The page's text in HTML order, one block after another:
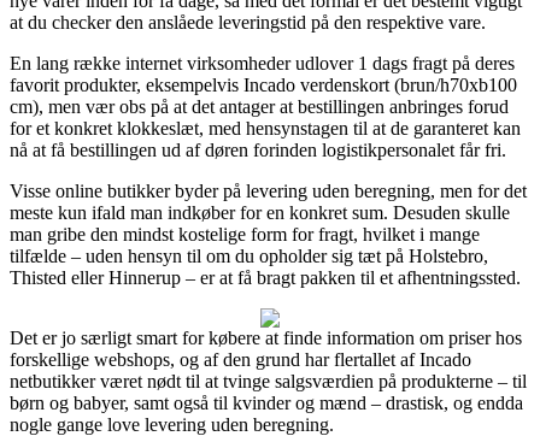
at du checker den anslåede leveringstid på den respektive vare.
En lang række internet virksomheder udlover 1 dags fragt på deres
favorit produkter, eksempelvis Incado verdenskort (brun/h70xb100
cm), men vær obs på at det antager at bestillingen anbringes forud
for et konkret klokkeslæt, med hensynstagen til at de garanteret kan
nå at få bestillingen ud af døren forinden logistikpersonalet får fri.
Visse online butikker byder på levering uden beregning, men for det
meste kun ifald man indkøber for en konkret sum. Desuden skulle
man gribe den mindst kostelige form for fragt, hvilket i mange
tilfælde – uden hensyn til om du opholder sig tæt på Holstebro,
Thisted eller Hinnerup – er at få bragt pakken til et afhentningssted.
Det er jo særligt smart for købere at finde information om priser hos
forskellige webshops, og af den grund har flertallet af Incado
netbutikker været nødt til at tvinge salgsværdien på produkterne – til
børn og babyer, samt også til kvinder og mænd – drastisk, og endda
nogle gange love levering uden beregning.